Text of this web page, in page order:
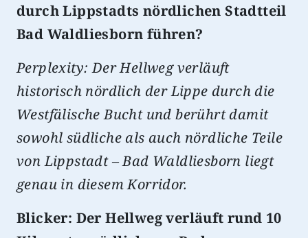
durch Lippstadts nördlichen Stadtteil
Bad Waldliesborn führen?
Perplexity: Der Hellweg verläuft
historisch nördlich der Lippe durch die
Westfälische Bucht und berührt damit
sowohl südliche als auch nördliche Teile
von Lippstadt – Bad Waldliesborn liegt
genau in diesem Korridor.
Blicker: Der Hellweg verläuft rund 10